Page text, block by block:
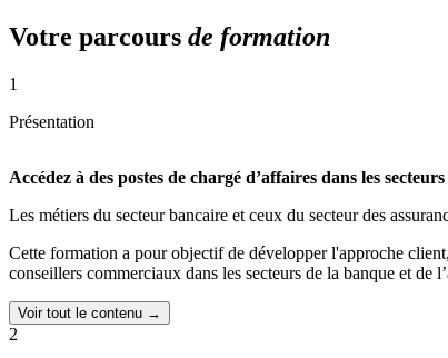
Votre parcours de formation
1
Présentation
Accédez à des postes de chargé d’affaires dans les
Les métiers du secteur bancaire et ceux du secteur des
Cette formation a pour objectif de développer l'approche
conseillers commerciaux dans les secteurs de la banque et de
Voir tout le contenu →
2